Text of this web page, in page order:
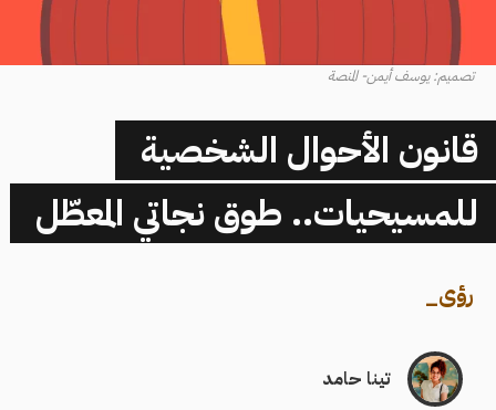
تصميم: يوسف أيمن- المنصة
قانون الأحوال الشخصية
للمسيحيات.. طوق نجاتي المعطّل
رؤى_
تينا حامد